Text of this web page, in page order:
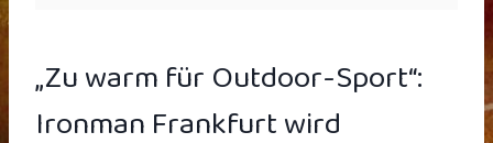
„Zu warm für Outdoor-Sport“:
Ironman Frankfurt wird